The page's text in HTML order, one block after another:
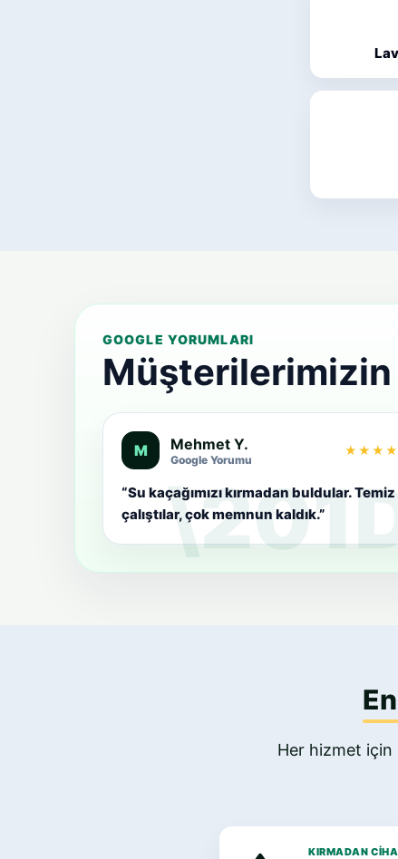
GOOGLE YORUMLARI
M Mehmet Y.
Google Yorumu
“Su kaçağımızı kırmadan buldular. Temiz
çalıştılar, çok memnun kaldık.”
Her hizmet için
KIRMADAN